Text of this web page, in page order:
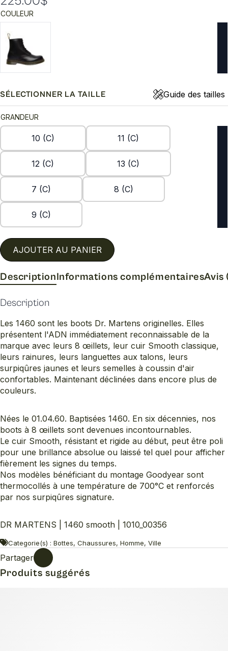
COULEUR
SÉLECTIONNER LA TAILLE Guide des tailles
GRANDEUR
10 (C) 11 (C)
12 (C) 13 (C)
7 (C) 8 (C)
9 (C)
AJOUTER AU PANIER
DescriptionInformations complémentairesAvis
Description
Les 1460 sont les boots Dr. Martens originelles. Elles
présentent l'ADN immédiatement reconnaissable de la
marque avec leurs 8 œillets, leur cuir Smooth classique,
leurs rainures, leurs languettes aux talons, leurs
surpiqûres jaunes et leurs semelles à coussin d'air
confortables. Maintenant déclinées dans encore plus de
couleurs.
Nées le 01.04.60. Baptisées 1460. En six décennies, nos
boots à 8 œillets sont devenues incontournables.
Le cuir Smooth, résistant et rigide au début, peut être poli
pour une brillance absolue ou laissé tel quel pour afficher
fièrement les signes du temps.
Nos modèles bénéficiant du montage Goodyear sont
thermocollés à une température de 700°C et renforcés
par nos surpiqûres signature.
DR MARTENS | 1460 smooth | 1010_00356
Categorie(s) : Bottes, Chaussures, Homme, Ville
Partager
Produits suggérés